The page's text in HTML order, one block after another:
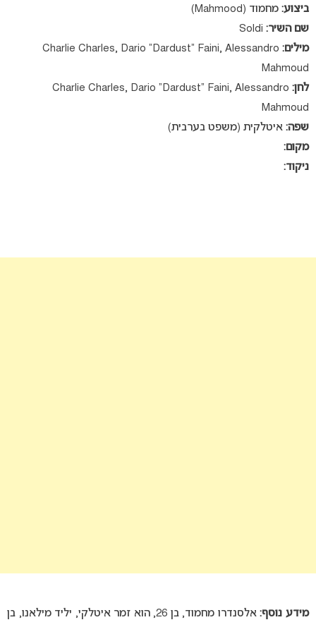
ביצוע: מחמוד (Mahmood)
שם השיר:
מילים: Charlie Charles, Dario “Dardust” Faini, Alessandro
Mahmoud
לחן: Charlie Charles, Dario “Dardust” Faini, Alessandro
Mahmoud
שפה: איטלקית (משפט בערבית)
מקום:
ניקוד:
מידע נוסף:
אלסנדרו מחמוד, בן 26, הוא זמר איטלקי, יליד מילאנו, בן